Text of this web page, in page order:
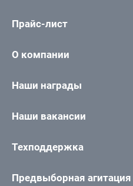
Прайс-лист
О компании
Наши награды
Наши вакансии
Техподдержка
Предвыборная агитация